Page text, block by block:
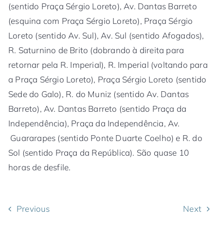
(sentido Praça Sérgio Loreto), Av. Dantas Barreto
(esquina com Praça Sérgio Loreto), Praça Sérgio
Loreto (sentido Av. Sul), Av. Sul (sentido Afogados),
R. Saturnino de Brito (dobrando à direita para
retornar pela R. Imperial), R. Imperial (voltando para
a Praça Sérgio Loreto), Praça Sérgio Loreto (sentido
Sede do Galo), R. do Muniz (sentido Av. Dantas
Barreto), Av. Dantas Barreto (sentido Praça da
Independência), Praça da Independência, Av.
Guararapes (sentido Ponte Duarte Coelho) e R. do
Sol (sentido Praça da República). São quase 10
horas de desfile.
Previous Next